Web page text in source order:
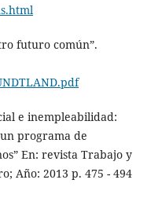
futuro común”.
e inempleabilidad:
programa de
En: revista Trabajo y
Año: 2013 p. 475 - 494